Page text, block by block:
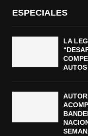
ESPECIALES
LA